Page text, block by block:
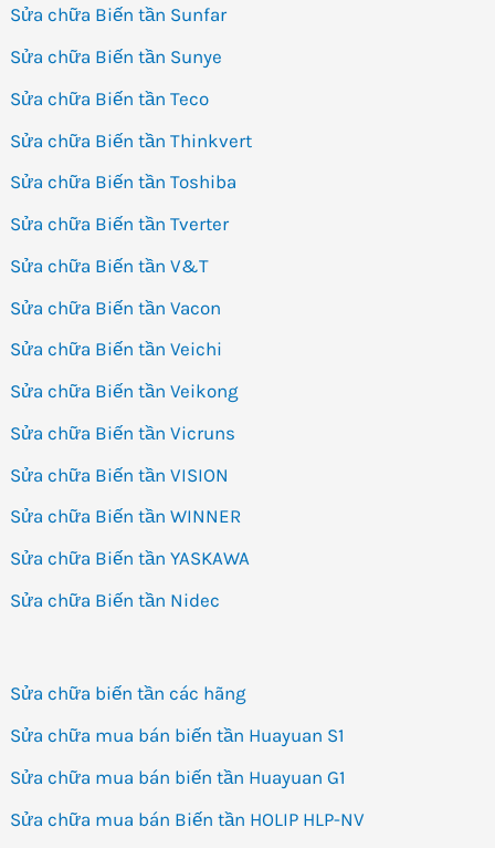
Sửa chữa Biến tần Sunfar
Sửa chữa Biến tần Sunye
Sửa chữa Biến tần Teco
Sửa chữa Biến tần Thinkvert
Sửa chữa Biến tần Toshiba
Sửa chữa Biến tần Tverter
Sửa chữa Biến tần V&T
Sửa chữa Biến tần Vacon
Sửa chữa Biến tần Veichi
Sửa chữa Biến tần Veikong
Sửa chữa Biến tần Vicruns
Sửa chữa Biến tần VISION
Sửa chữa Biến tần WINNER
Sửa chữa Biến tần YASKAWA
Sửa chữa Biến tần Nidec
Sửa chữa biến tần các hãng
Sửa chữa mua bán biến tần Huayuan S1
Sửa chữa mua bán biến tần Huayuan G1
Sửa chữa mua bán Biến tần HOLIP HLP-NV